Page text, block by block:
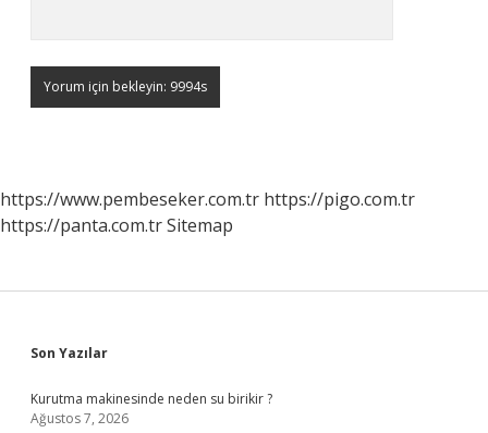
https://www.pembeseker.com.tr https://pigo.com.tr
https://panta.com.trSitemap
Sidebar
Son Yazılar
Kurutma makinesinde neden su birikir ?
Ağustos 7, 2026